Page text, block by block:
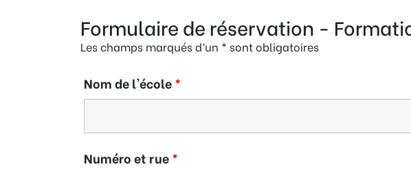
Formulaire de réservation -
Les champs marqués d’un * sont obligatoires
Nom de l'école*
Numéro et rue*